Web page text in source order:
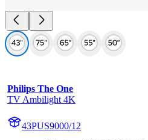
Philips The One
TV Ambilight 4K
43PUS9000/12